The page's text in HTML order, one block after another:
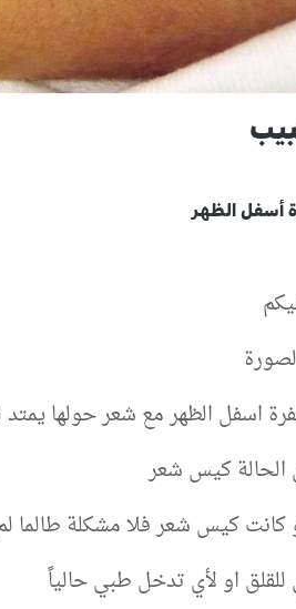
أسفل الظهر
اسفل الظهر مع شعر حولها يمتد
الحالة كيس شعر
كيس شعر فلا مشكلة طالما
للقلق او لأي تدخل طبي حالياً